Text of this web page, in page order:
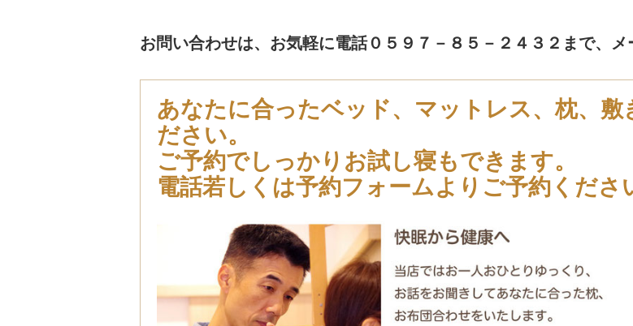
お問い合わせは、お気軽に電話０５９７－８５－２４３２まで、
あなたに合ったベッド、マットレス、枕、敷
ださい。
ご予約でしっかりお試し寝もできます。
電話若しくは予約フォームよりご予約くださ